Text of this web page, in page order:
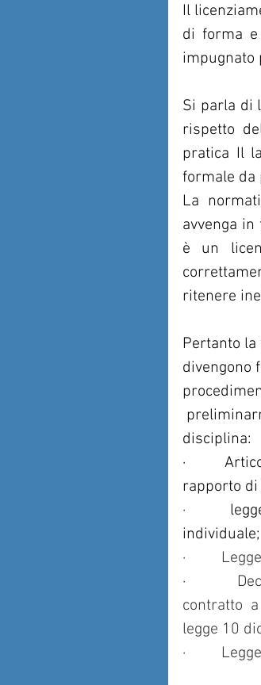
Il
di forma
impugnato
Si parla di
rispetto
pratica Il
formale da
La
avvenga
è un
ritenere
Pertanto
divengono
disciplina:
·
rapporto di
·
individuale;
·
·
contratto
legge 10
·